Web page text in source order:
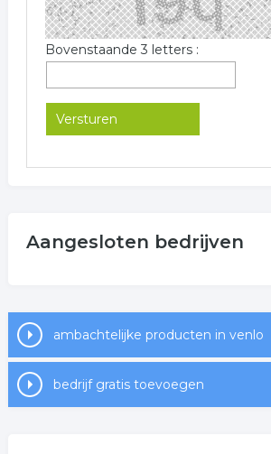
Bovenstaande 3 letters :
Aangesloten bedrijven
ambachtelijke producten in venlo
bedrijf gratis toevoegen